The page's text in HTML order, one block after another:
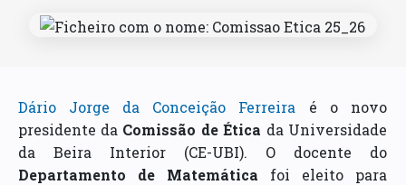
Dário Jorge da Conceição Ferreira é o novo
presidente da Comissão de Ética da Universidade
da Beira Interior (CE-UBI). O docente do
Departamento de Matemática foi eleito para